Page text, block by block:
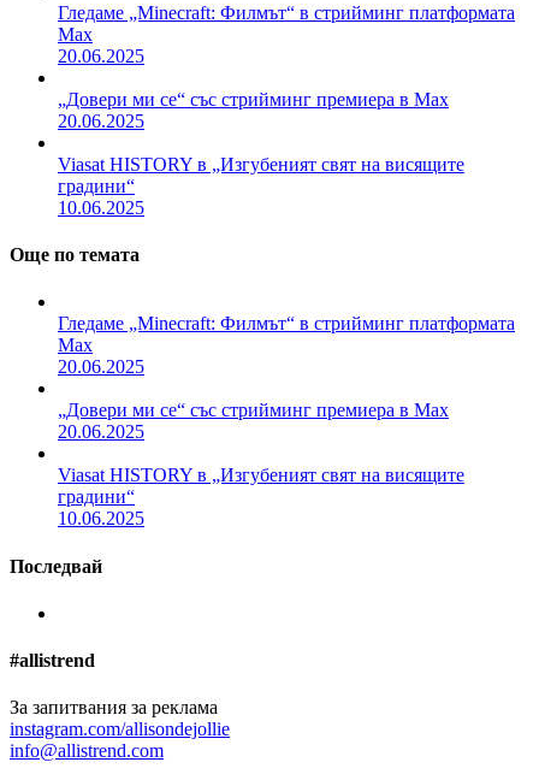
Гледаме „Minecraft: Филмът“ в стрийминг платформата
Max
20.06.2025
„Довери ми се“ със стрийминг премиера в Max
20.06.2025
Viasat HISTORY в „Изгубеният свят на висящите
градини“
10.06.2025
Още по темата
Гледаме „Minecraft: Филмът“ в стрийминг платформата
Max
20.06.2025
„Довери ми се“ със стрийминг премиера в Max
20.06.2025
Viasat HISTORY в „Изгубеният свят на висящите
градини“
10.06.2025
Последвай
#allistrend
За запитвания за реклама
instagram.com/allisondejollie
info@allistrend.com